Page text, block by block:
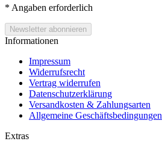
* Angaben erforderlich
Informationen
Impressum
Widerrufsrecht
Vertrag widerrufen
Datenschutzerklärung
Versandkosten & Zahlungsarten
Allgemeine Geschäftsbedingungen
Extras